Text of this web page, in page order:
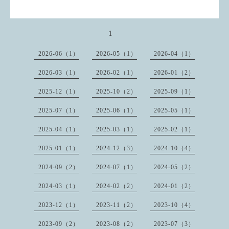
1
2026-06（1） 2026-05（1） 2026-04（1）
2026-03（1） 2026-02（1） 2026-01（2）
2025-12（1） 2025-10（2） 2025-09（1）
2025-07（1） 2025-06（1） 2025-05（1）
2025-04（1） 2025-03（1） 2025-02（1）
2025-01（1） 2024-12（3） 2024-10（4）
2024-09（2） 2024-07（1） 2024-05（2）
2024-03（1） 2024-02（2） 2024-01（2）
2023-12（1） 2023-11（2） 2023-10（4）
2023-09（2） 2023-08（2） 2023-07（3）